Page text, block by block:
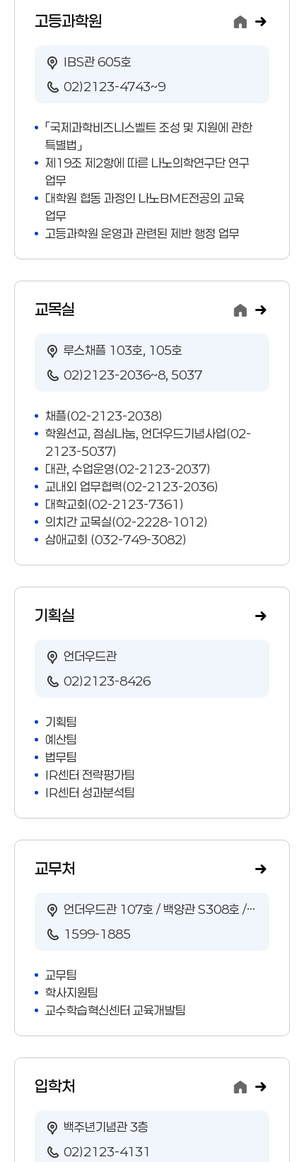
고등과학원
IBS관 605호
02)2123-4743~9
「국제과학비즈니스벨트 조성 및 지원에 관한
특별법」
제19조 제2항에 따른 나노의학연구단 연구
업무
대학원 협동 과정인 나노BME전공의 교육
업무
고등과학원 운영과 관련된 제반 행정 업무
교목실
루스채플 103호, 105호
02)2123-2036~8, 5037
채플(02-2123-2038)
학원선교, 점심나눔, 언더우드기념사업(02-
2123-5037)
대관, 수업운영(02-2123-2037)
교내외 업무협력(02-2123-2036)
대학교회(02-2123-7361)
의치간 교목실(02-2228-1012)
삼애교회 (032-749-3082)
기획실
언더우드관
02)2123-8426
기획팀
예산팀
법무팀
IR센터 전략평가팀
IR센터 성과분석팀
교무처
언더우드관 107호 / 백양관 S308호 / 백양누리 M01
1599-1885
교무팀
학사지원팀
교수학습혁신센터 교육개발팀
입학처
백주년기념관 3층
02)2123-4131